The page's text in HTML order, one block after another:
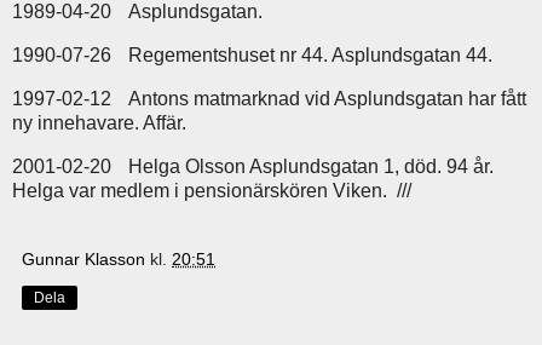
1989-04-20 Asplundsgatan.
1990-07-26 Regementshuset nr 44. Asplundsgatan 44.
1997-02-12
Antons matmarknad vid Asplundsgatan har fått
ny innehavare. Affär.
2001-02-20
Helga Olsson Asplundsgatan 1, död. 94 år.
Helga var medlem i pensionärskören Viken. ///
Gunnar Klasson kl. 20:51
Dela